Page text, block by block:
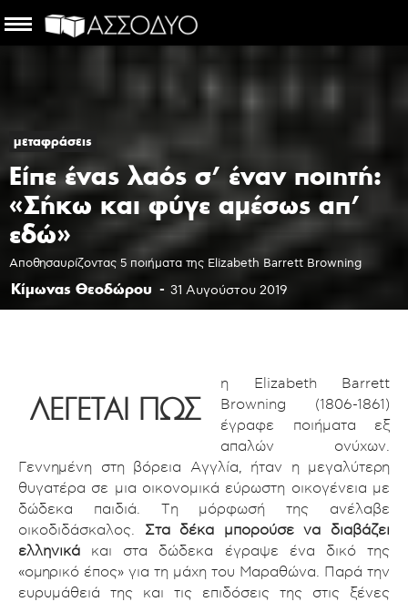
μεταφράσεις
Είπε ένας λαός σ’ έναν ποιητή:
«Σήκω και φύγε αμέσως απ’
εδώ»
Αποθησαυρίζοντας 5 ποιήματα της Elizabeth Barrett Browning
Κίμωνας Θεοδώρου - 31 Αυγούστου 2019
ΛΈΓΕΤΑΙ ΠΩΣ
η Elizabeth Barrett
Browning (1806-1861)
έγραφε ποιήματα εξ
απαλών ονύχων.
Γεννημένη στη βόρεια Αγγλία, ήταν η μεγαλύτερη
θυγατέρα σε μια οικονομικά εύρωστη οικογένεια με
δώδεκα παιδιά. Τη μόρφωσή της ανέλαβε
οικοδιδάσκαλος. Στα δέκα μπορούσε να διαβάζει
ελληνικά και στα δώδεκα έγραψε ένα δικό της
«ομηρικό έπος» για τη μάχη του Μαραθώνα. Παρά την
ευρυμάθειά της και τις επιδόσεις της στις ξένες